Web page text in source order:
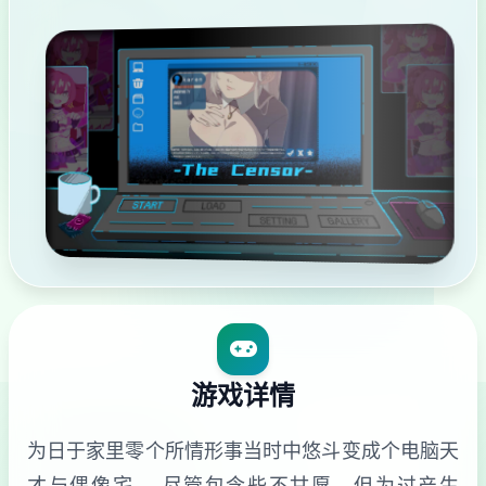
游戏详情
为日于家里零个所情形事当时中悠斗变成个电脑天